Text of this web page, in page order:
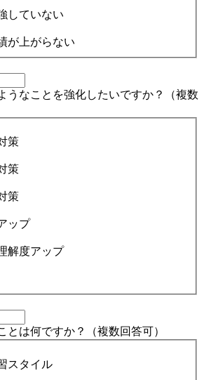
していない
が上がらない
うなことを強化したいですか？（複数
策
策
策
ップ
解度アップ
とは何ですか？（複数回答可）
スタイル